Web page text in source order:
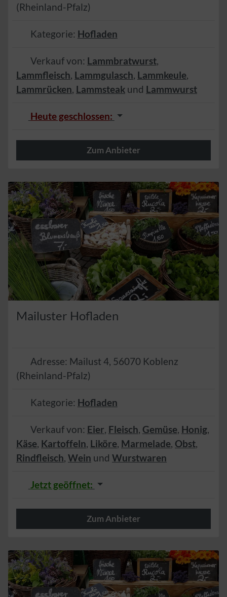
(Rheinland-Pfalz)
Kategorie: Hofladen
Verkauf von: Lammbratwurst,
Lammfleisch, Lammgulasch, Lammkeule,
Lammrücken, Lammsteak und Lammwurst
Heute geschlossen:
Zum Anbieter
Mailuster Hofladen
Adresse: Mailust 4, 56070 Koblenz
(Rheinland-Pfalz)
Kategorie: Hofladen
Verkauf von: Eier, Fleisch, Gemüse, Honig,
Käse, Kartoffeln, Liköre, Marmelade, Obst,
Rindfleisch, Wein und Wurstwaren
Jetzt geöffnet:
Zum Anbieter